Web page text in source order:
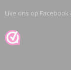
Like ons op